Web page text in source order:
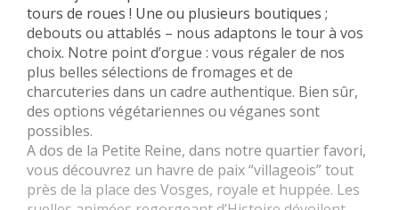
tours de roues ! Une ou plusieurs boutiques ;
debouts ou attablés – nous adaptons le tour à vos
choix. Notre point d’orgue : vous régaler de nos
plus belles sélections de fromages et de
charcuteries dans un cadre authentique. Bien sûr,
des options végétariennes ou véganes sont
possibles.
A dos de la Petite Reine, dans notre quartier favori,
vous découvrez un havre de paix “villageois” tout
près de la place des Vosges, royale et huppée. Les